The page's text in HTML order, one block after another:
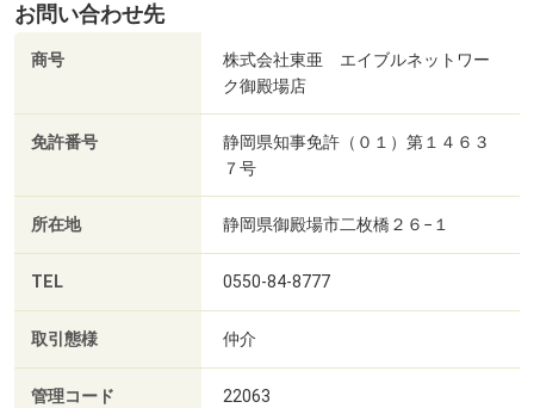
お問い合わせ先
商号
株式会社東亜 エイブルネットワー
ク御殿場店
免許番号
静岡県知事免許（０１）第１４６３
７号
所在地 静岡県御殿場市二枚橋２６−１
TEL 0550-84-8777
取引態様 仲介
管理コード 22063